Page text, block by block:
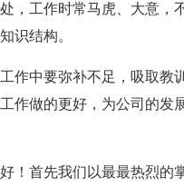
，工作时常马虎、大意，
识结构。
作中要弥补不足，吸取教
作做的更好，为公司的发
！首先我们以最最热烈的